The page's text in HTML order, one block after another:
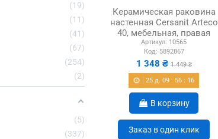
Керамическая раковина
настенная Cersanit Arteco
40, мебельная, правая
Артикул: 10565
Код: 5892867
1 348 ₴1 449 ₴
25 д. 09 : 56 : 15
В корзину
Заказ в один клик
19
11
41
67
254
2
5
337